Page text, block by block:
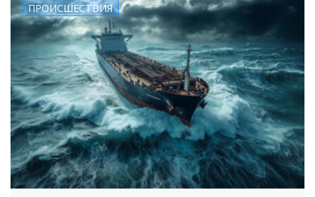
ПРОИСШЕСТВИЯ